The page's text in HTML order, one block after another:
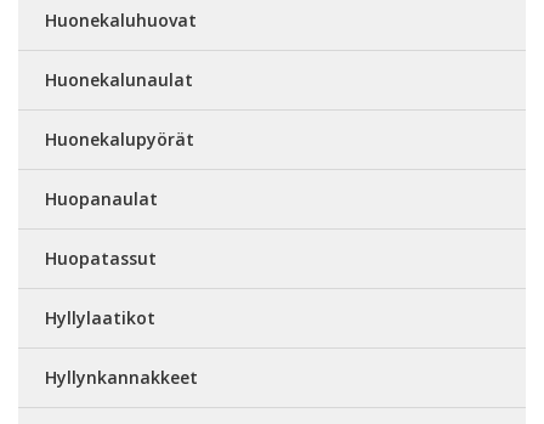
Huonekaluhuovat
Huonekalunaulat
Huonekalupyörät
Huopanaulat
Huopatassut
Hyllylaatikot
Hyllynkannakkeet